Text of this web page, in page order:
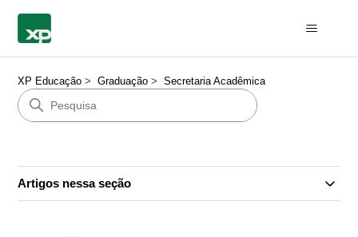
XP Educação Graduação Secretaria Acadêmica
Artigos nessa seção